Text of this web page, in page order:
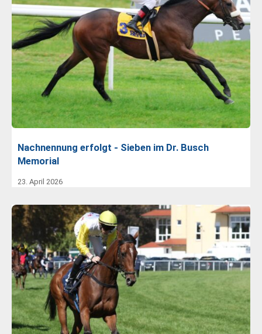
Nachnennung erfolgt - Sieben im Dr. Busch
Memorial
23. April 2026